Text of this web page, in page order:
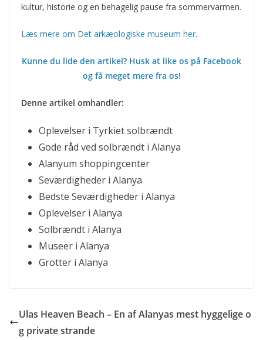
kultur, historie og en behagelig pause fra sommervarmen.
Læs mere om Det arkæologiske museum her.
Kunne du lide den artikel? Husk at like os på Facebook
og få meget mere fra os!
Denne artikel omhandler:
Oplevelser i Tyrkiet solbrændt
Gode råd ved solbrændt i Alanya
Alanyum shoppingcenter
Seværdigheder i Alanya
Bedste Seværdigheder i Alanya
Oplevelser i Alanya
Solbrændt i Alanya
Museer i Alanya
Grotter i Alanya
Ulas Heaven Beach – En af Alanyas mest hyggelige o
g private strande